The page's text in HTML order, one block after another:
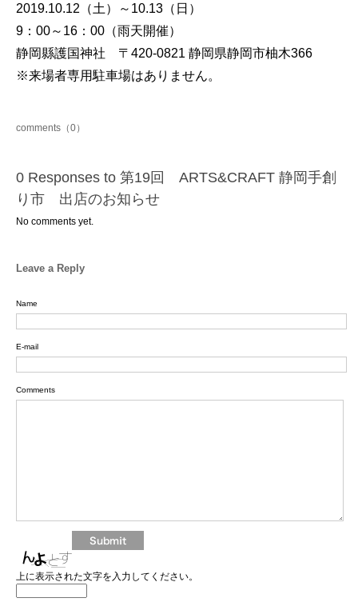
2019.10.12（土）～10.13（日）
9：00～16：00（雨天開催）
静岡縣護国神社 〒420-0821 静岡県静岡市柚木366
※来場者専用駐車場はありません。
comments（0）
0 Responses to 第19回 ARTS&CRAFT 静岡手創
り市 出店のお知らせ
No comments yet.
Leave a Reply
Name
E-mail
Comments
上に表示された文字を入力してください。